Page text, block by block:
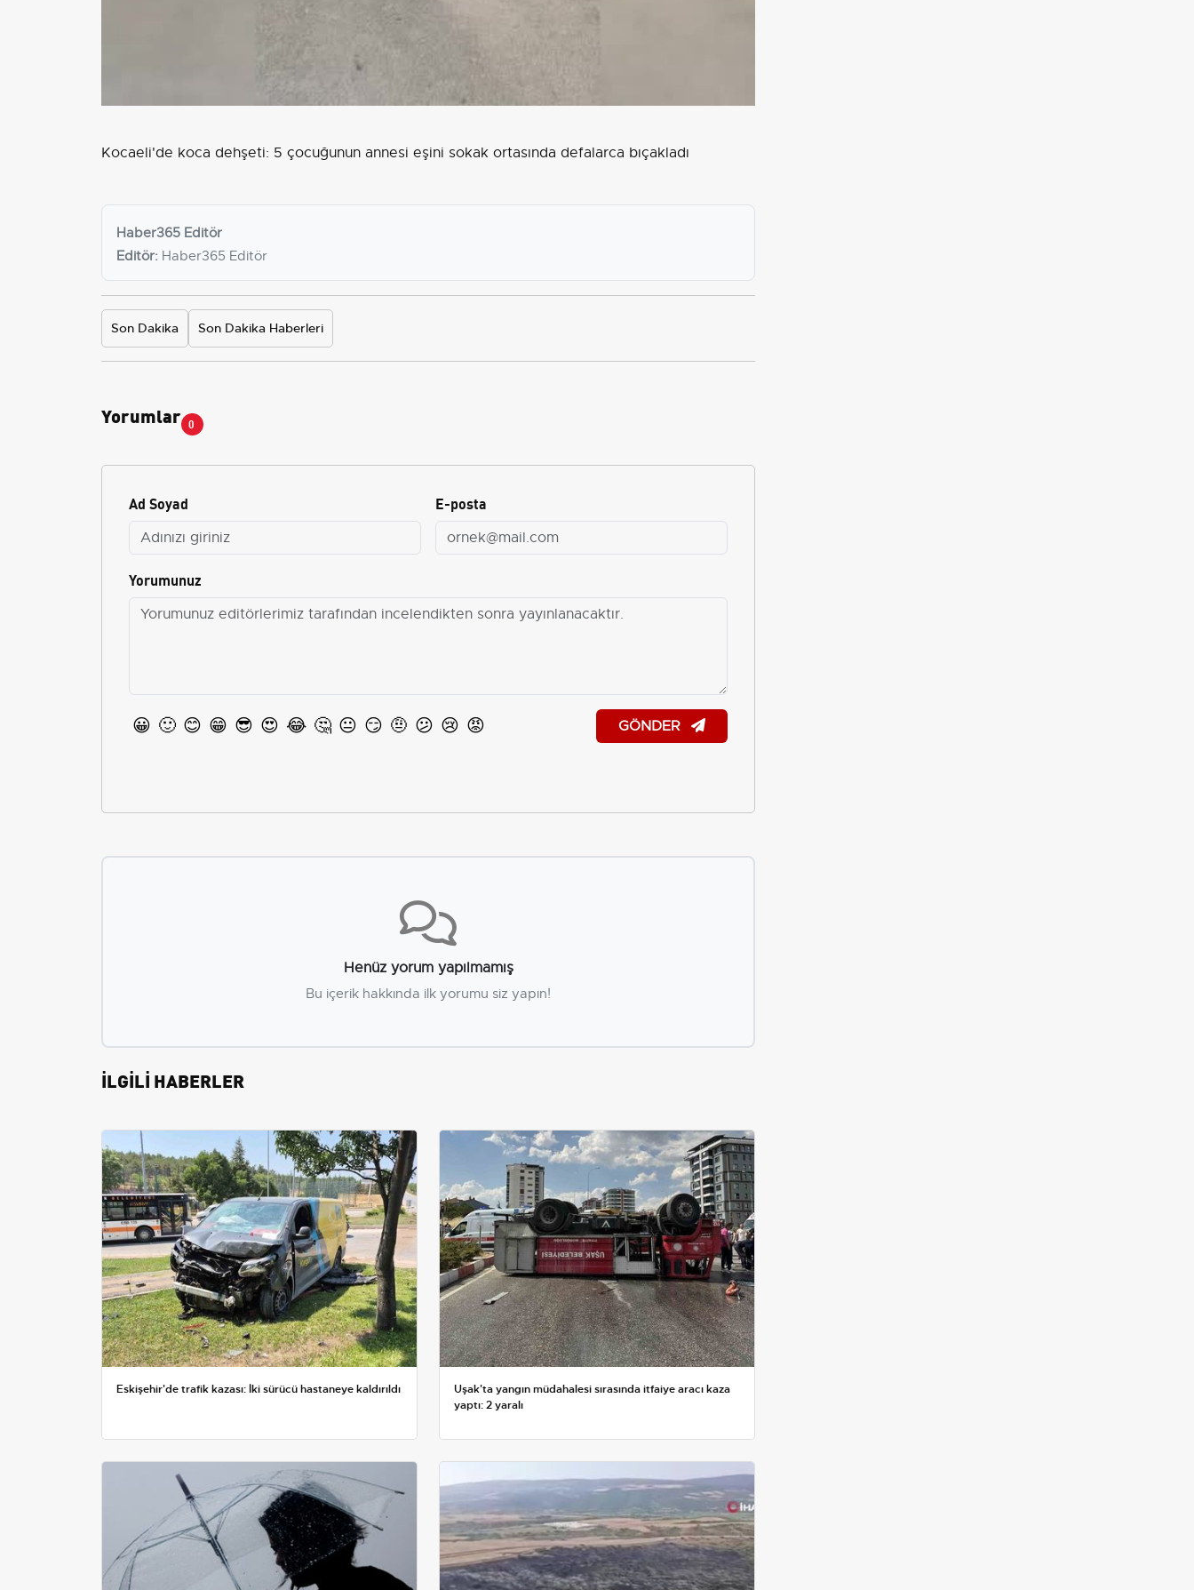
Kocaeli'de koca dehşeti: 5 çocuğunun annesi eşini sokak ortasında defalarca bıçakladı
Haber365 Editör
Editör: Haber365 Editör
Son Dakika Son Dakika Haberleri
Yorumlar 0
Ad Soyad E-posta
Yorumunuz
😀 🙂 😊 😁 😎 😍 😂 🤔 😐 😏 🤨 😕 😢 😡 GÖNDER
Henüz yorum yapılmamış
Bu içerik hakkında ilk yorumu siz yapın!
İLGİLİ HABERLER
Eskişehir'de trafik kazası: İki sürücü hastaneye kaldırıldı
Uşak'ta yangın müdahalesi sırasında itfaiye aracı kaza
yaptı: 2 yaralı